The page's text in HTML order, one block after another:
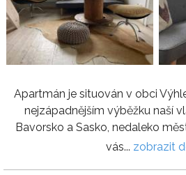
Apartmán je situován v obci
nejzápadnějším výběžku naší
Bavorsko a Sasko, nedaleko
vás... zobrazit